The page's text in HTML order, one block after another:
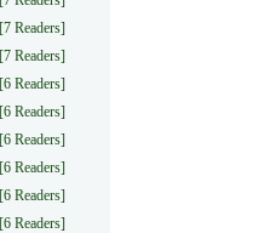
[7 Readers]
[7 Readers]
[6 Readers]
[6 Readers]
[6 Readers]
[6 Readers]
[6 Readers]
[6 Readers]